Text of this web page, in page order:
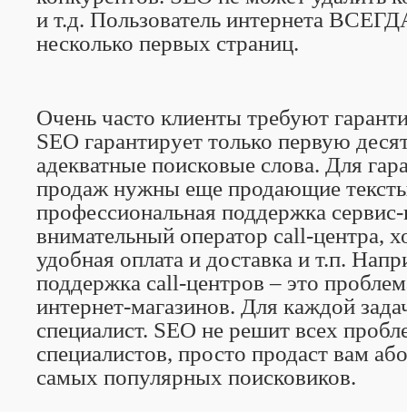
и т.д. Пользователь интернета
несколько первых страниц.
Очень часто клиенты требуют
SEO гарантирует только первую
адекватные поисковые слова. Для
продаж нужны еще продающие
профессиональная поддержка
внимательный оператор call-центра,
удобная оплата и доставка и т.п.
поддержка call-центров – это
интернет-магазинов. Для каждой
специалист. SEO не решит всех
специалистов, просто продаст вам
самых популярных поисковиков.